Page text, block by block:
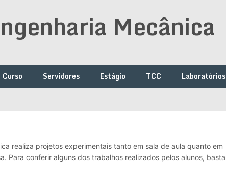
Mecânica
Curso Servidores Estágio TCC Laboratórios
realiza projetos experimentais tanto em sala de aula quanto em
Para conferir alguns dos trabalhos realizados pelos alunos, basta